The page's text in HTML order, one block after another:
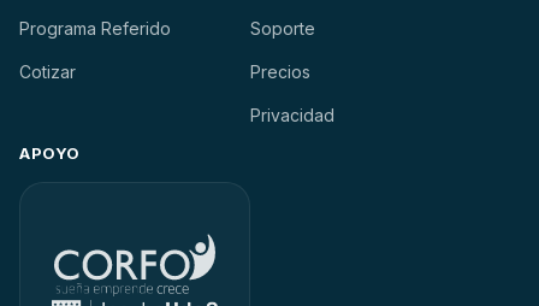
Programa Referido
Cotizar
Soporte
Precios
Privacidad
APOYO